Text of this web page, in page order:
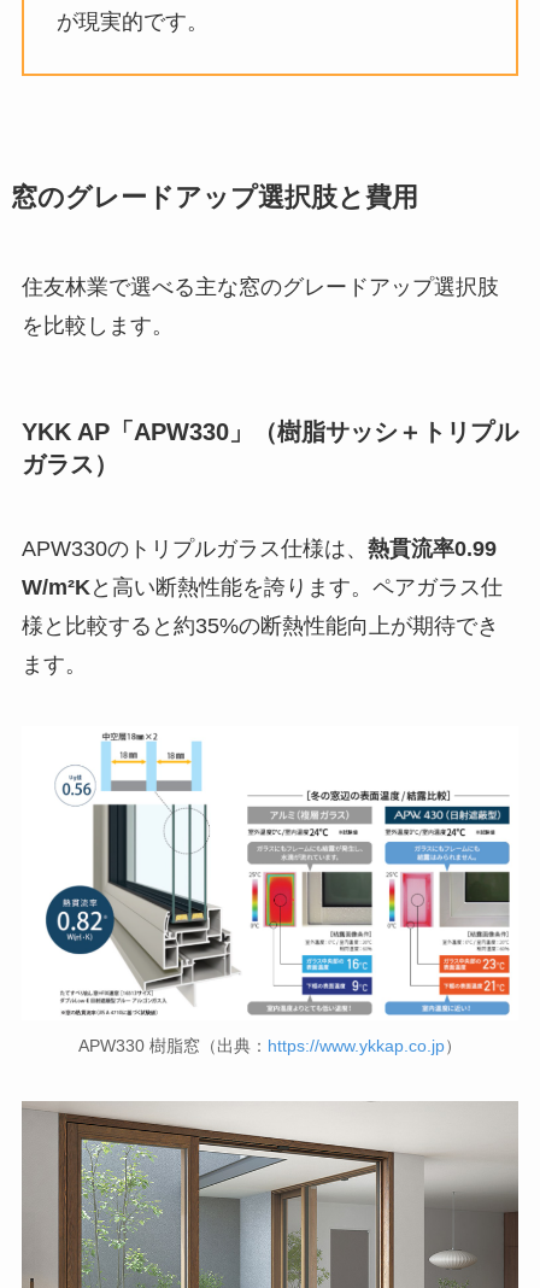
が現実的です。
窓のグレードアップ選択肢と費用
住友林業で選べる主な窓のグレードアップ選択肢
を比較します。
YKK AP「APW330」（樹脂サッシ＋トリプル
ガラス）
APW330のトリプルガラス仕様は、 熱貫流率0.99
W/m²K と高い断熱性能を誇ります。ペアガラス仕
様と比較すると約35%の断熱性能向上が期待でき
ます。
APW330 樹脂窓（出典： https://www.ykkap.co.jp）